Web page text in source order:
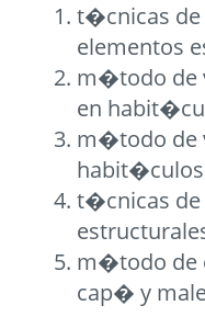
t�cnicas
elementos
m�todo de
en
m�todo de
habit�culos
t�cnicas de
m�todo de
cap� y